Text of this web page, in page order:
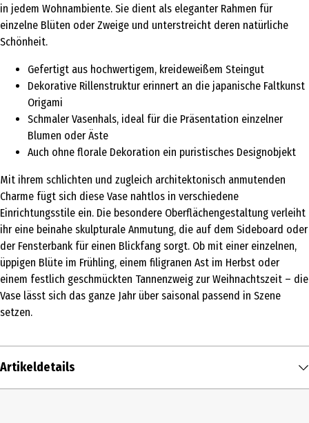
in jedem Wohnambiente. Sie dient als eleganter Rahmen für
einzelne Blüten oder Zweige und unterstreicht deren natürliche
Schönheit.
Gefertigt aus hochwertigem, kreideweißem Steingut
Dekorative Rillenstruktur erinnert an die japanische Faltkunst
Origami
Schmaler Vasenhals, ideal für die Präsentation einzelner
Blumen oder Äste
Auch ohne florale Dekoration ein puristisches Designobjekt
Mit ihrem schlichten und zugleich architektonisch anmutenden
Charme fügt sich diese Vase nahtlos in verschiedene
Einrichtungsstile ein. Die besondere Oberflächengestaltung verleiht
ihr eine beinahe skulpturale Anmutung, die auf dem Sideboard oder
der Fensterbank für einen Blickfang sorgt. Ob mit einer einzelnen,
üppigen Blüte im Frühling, einem filigranen Ast im Herbst oder
einem festlich geschmückten Tannenzweig zur Weihnachtszeit – die
Vase lässt sich das ganze Jahr über saisonal passend in Szene
setzen.
Artikeldetails